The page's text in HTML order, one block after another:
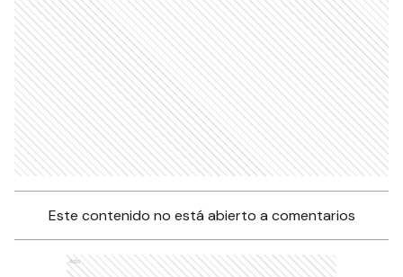
Este contenido no está abierto a comentarios
Ads